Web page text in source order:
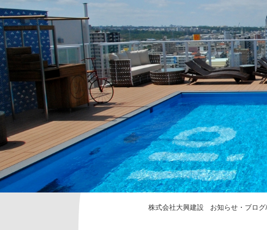
株式会社大興建設 お知らせ・ブロ